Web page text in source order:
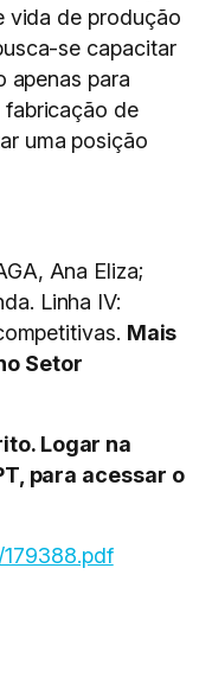
vida de produção
se capacitar
apenas para
fabricação de
uma posição
Ana Eliza;
Linha IV:
Mais
Setor
Logar na
para acessar o